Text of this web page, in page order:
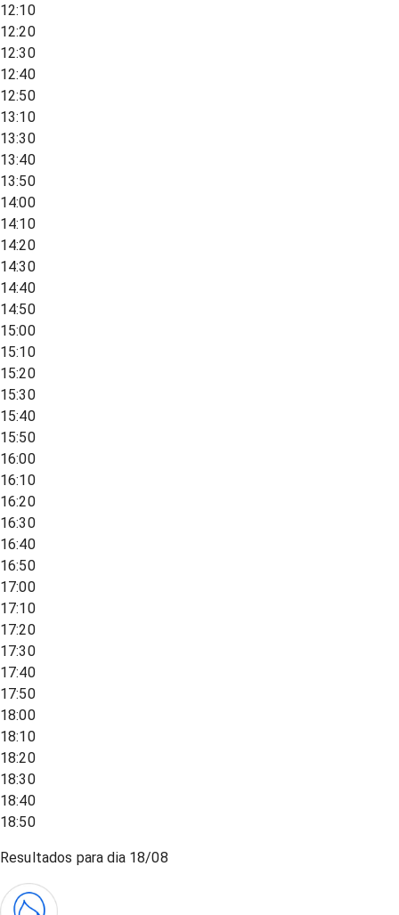
12:10
12:20
12:30
12:40
12:50
13:10
13:30
13:40
13:50
14:00
14:10
14:20
14:30
14:40
14:50
15:00
15:10
15:20
15:30
15:40
15:50
16:00
16:10
16:20
16:30
16:40
16:50
17:00
17:10
17:20
17:30
17:40
17:50
18:00
18:10
18:20
18:30
18:40
18:50
Resultados para dia 18/08